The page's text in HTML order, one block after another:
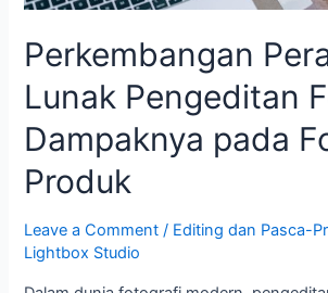
Perkembangan
Lunak Pengeditan
Dampaknya pada
Produk
Leave a Comment / Editing dan Pasca-
Lightbox Studio